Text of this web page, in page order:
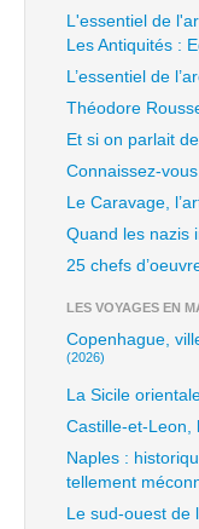
L'essentiel de
Les Antiquités :
L’essentiel de
Théodore
Et si on parlait
Connaissez-
Le Caravage,
Quand les nazis
25 chefs
LES VOYAGES EN
Copenhague,
(2026)
La Sicile
Castille-et-Leon,
Naples :
tellement
Le sud-ouest de